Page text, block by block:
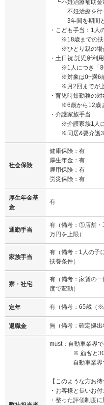
┗不妊治療補助金
不妊治療を行う
3年間を期間と
・こども手当：1人
※18歳までの扶
※ひとり親の場合
・土日祝 託児所利
※1人につき「
※対象は0~満6歳
※月2回までが
・育児時短勤務の
※6歳から12歳
・介護家族手当
※介護家族1人に
※同居&要介護3
社会保険
健康保険：有
厚生年金：有
雇用保険：有
労災保険：有
厚生年金基
金
有
通勤手当
有（備考：①店舗
万円を上限）
家族手当
有（備考：1人の
扶養条件）
寮・社宅
有（備考：家賃の
度で変動）
定年 有（備考：65歳（※
退職金 無（備考：確定拠出
must：自動車業界
※ 顧客と30分
自動車業界での
【このような方お
・お客様と長いお
・整った評価制度